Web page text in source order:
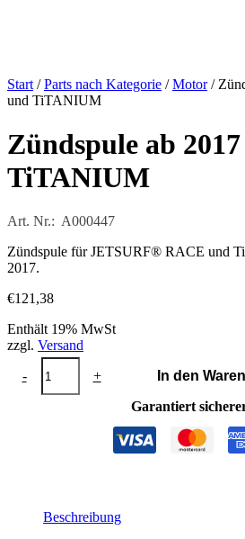
Start /Parts nach Kategorie /Motor/
und TiTANIUM
Zündspule ab
TiTANIUM
Art. Nr.: A000447
Zündspule für JETSURF® RACE und
2017.
€121,38
Enthält 19% MwSt
zzgl. Versand
-
Zündspule
+
In den
Garantiert
Beschreibung